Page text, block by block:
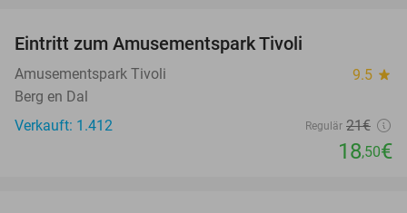
Eintritt zum Amusementspark Tivoli
Amusementspark Tivoli 9.5 star
Berg en Dal
Verkauft: 1.412
Regulär 21€
18,50€